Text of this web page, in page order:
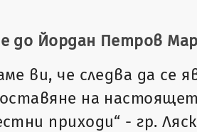
до Йордан Петров
ви, че следва да се
на
приходи“ - гр.